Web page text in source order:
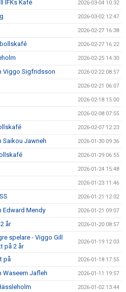
IFKs Kafé 2026-03-04 10:32
2026-03-02 12:47
2026-02-27 16:38
2026-02-27 16:22
2026-02-25 14:30
Viggo Sigfridsson 2026-02-22 08:57
2026-02-21 06:07
2026-02-18 15:00
2026-02-08 07:55
2026-02-07 12:23
Saikou Jawneh 2026-01-30 09:36
2026-01-29 06:55
2026-01-24 15:48
2026-01-23 11:46
2026-01-21 12:02
Edward Mendy 2026-01-21 09:07
år 2026-01-20 08:57
spelare - Viggo Gill
på 2 år
2026-01-19 12:03
på 2026-01-18 17:55
Waseem Jafleh 2026-01-11 19:57
2026-01-02 13:44